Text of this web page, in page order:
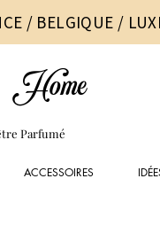
/ BELGIQUE /
Home
Parfumé
ACCESSOIRES